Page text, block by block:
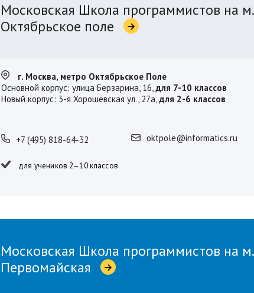
Московская Школа программистов на м.
Октябрьское поле
г. Москва, метро Октябрьское Поле
Основной корпус: улица Берзарина, 16,для 7-10 классов
Новый корпус: 3-я Хорошёвская ул., 27а,для 2-6 классов
+7 (495) 818-64-32 oktpole@informatics.ru
для учеников 2–10 классов
Московская Школа программистов на м.
Первомайская